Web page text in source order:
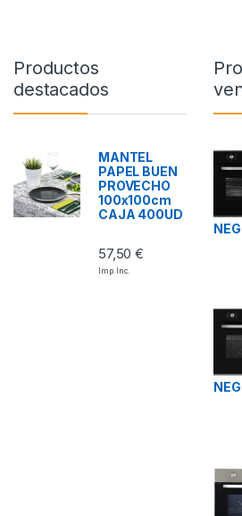
Productos
destacados
MANTEL
PAPEL BUEN
PROVECHO
100x100cm
CAJA 400UD
57,50€
Imp. Inc.